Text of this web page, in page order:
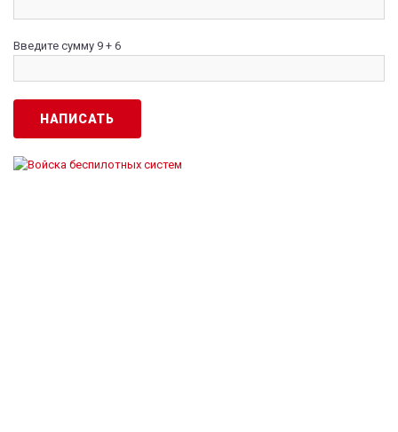
Введите сумму 9 + 6